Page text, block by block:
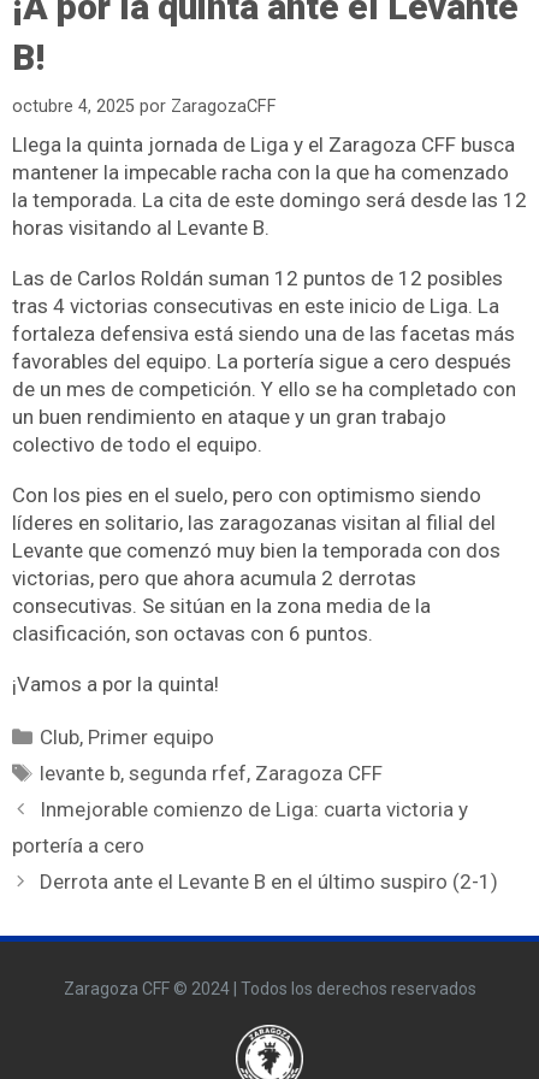
B!
octubre 4, 2025 por ZaragozaCFF
Llega la quinta jornada de Liga y el Zaragoza CFF busca
mantener la impecable racha con la que ha comenzado
la temporada. La cita de este domingo será desde las 12
horas visitando al Levante B.
Las de Carlos Roldán suman 12 puntos de 12 posibles
tras 4 victorias consecutivas en este inicio de Liga. La
fortaleza defensiva está siendo una de las facetas más
favorables del equipo. La portería sigue a cero después
de un mes de competición. Y ello se ha completado con
un buen rendimiento en ataque y un gran trabajo
colectivo de todo el equipo.
Con los pies en el suelo, pero con optimismo siendo
líderes en solitario, las zaragozanas visitan al filial del
Levante que comenzó muy bien la temporada con dos
victorias, pero que ahora acumula 2 derrotas
consecutivas. Se sitúan en la zona media de la
clasificación, son octavas con 6 puntos.
¡Vamos a por la quinta!
Club, Primer equipo
levante b,segunda rfef, Zaragoza CFF
Inmejorable comienzo de Liga: cuarta victoria y
portería a cero
Derrota ante el Levante B en el último suspiro (2-1)
Zaragoza CFF © 2024 | Todos los derechos reservados